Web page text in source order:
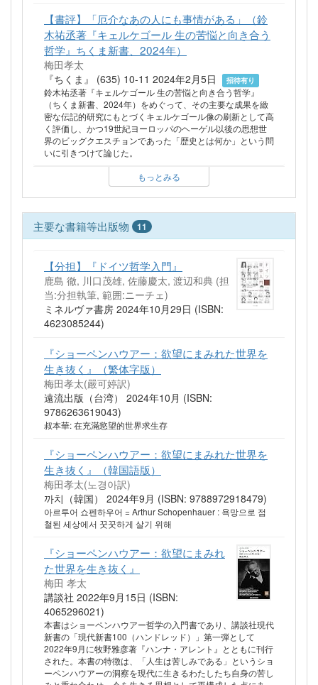
【書評】「厄介なあの人にも事情がある」（鈴
木祐丞著『キェルケゴール 生の苦悩と向き合う
哲学』ちくま新書、2024年）
梅田孝太
『ちくま』 (635) 10-11 2024年2月5日
招待有り
鈴木祐丞著『キェルケゴール 生の苦悩と向き合う哲学』
（ちくま新書、2024年）をめぐって、その主要な成果を緻
密な伝記的研究にもとづくキェルケゴール像の刷新として高
く評価し、かつ19世紀ヨーロッパのヘーゲル以後の思想世
界のビッグクエスチョンであった「歴史とは何か」という問
いに引きつけて論じた。
もっとみる
主要な書籍等出版物 11
【分担】『ドイツ哲学入門』
鹿島 徹, 川口茂雄, 佐藤慶太, 渡辺和典 (担
当:分担執筆, 範囲:ニーチェ)
ミネルヴァ書房 2024年10月29日 (ISBN:
4623085244)
『ショーペンハウアー：欲望にまみれた世界を
生き抜く』（繁体字版）
梅田孝太(嚴可婷訳)
遠流出版（台湾） 2024年10月 (ISBN:
9786263619043)
叔本華: 在充滿慾望的世界求生存
『ショーペンハウアー：欲望にまみれた世界を
生き抜く』（韓国語版）
梅田孝太(노경아訳)
까치（韓国） 2024年9月 (ISBN: 9788972918479)
아르투어 쇼펜하우어 = Arthur Schopenhauer : 욕망으로 점
철된 세상에서 꿋꿋하게 살기 위해
『ショーペンハウアー：欲望にまみれ
た世界を生き抜く』
梅田 孝太
講談社 2022年9月15日 (ISBN:
4065296021)
本書はショーペンハウアー哲学の入門書であり、講談社現代
新書の「現代新書100（ハンドレッド）」第一弾として
2022年9月に牧野雅彦著『ハンナ・アレント』とともに刊行
された。本書の特徴は、「人生は苦しみである」というショ
ーペンハウアーの洞察を現代に生きるわたしたち自身の苦し